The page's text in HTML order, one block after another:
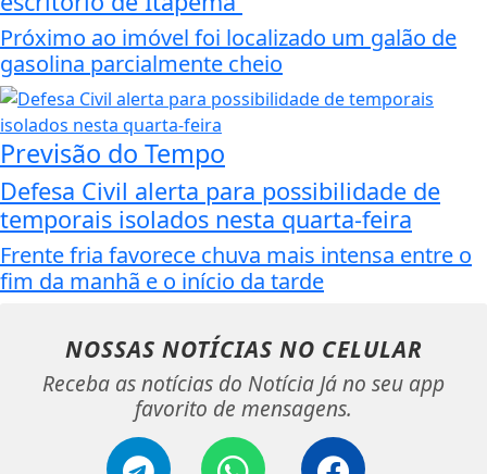
Próximo ao imóvel foi localizado um galão de
gasolina parcialmente cheio
Previsão do Tempo
Defesa Civil alerta para possibilidade de
temporais isolados nesta quarta-feira
Frente fria favorece chuva mais intensa entre o
fim da manhã e o início da tarde
NOSSAS NOTÍCIAS NO CELULAR
Receba as notícias do Notícia Já no seu app
favorito de mensagens.